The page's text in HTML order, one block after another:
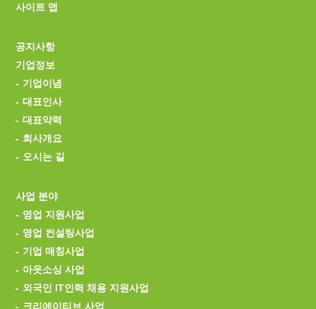
사이트 맵
공지사항
기업정보
기업이념
대표인사
대표약력
회사개요
오시는 길
사업 분야
영업 지원사업
영업 컨설팅사업
기업 매칭사업
아웃소싱 사업
외국인 IT인력 채용 지원사업
크리에이티브 사업